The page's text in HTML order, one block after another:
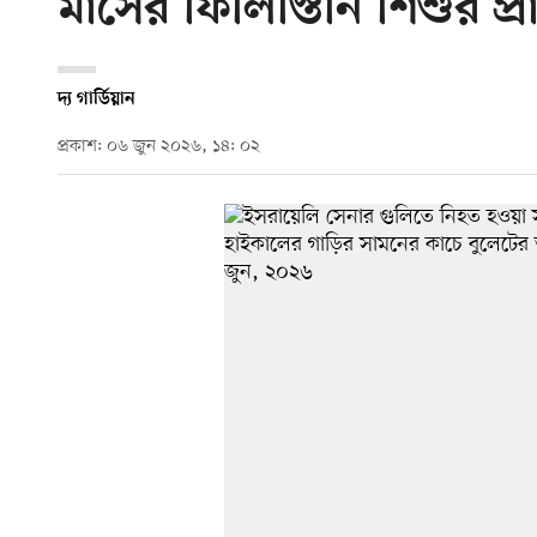
মাসের ফিলিস্তিনি শিশুর
দ্য গার্ডিয়ান
প্রকাশ: ০৬ জুন ২০২৬, ১৪: ০২